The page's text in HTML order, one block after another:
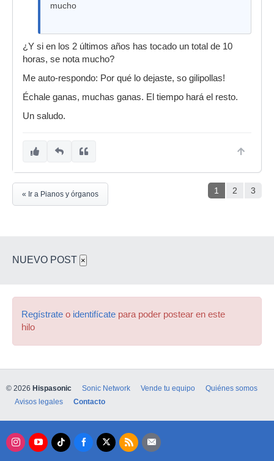
mucho
¿Y si en los 2 últimos años has tocado un total de 10
horas, se nota mucho?
Me auto-respondo: Por qué lo dejaste, so gilipollas!
Échale ganas, muchas ganas. El tiempo hará el resto.
Un saludo.
1 2 3
« Ir a Pianos y órganos
NUEVO POST ×
Regístrate o identifícate para poder postear en este
hilo
© 2026 Hispasonic Sonic Network Vende tu equipo
Quiénes somos
Avisos legales
Contacto